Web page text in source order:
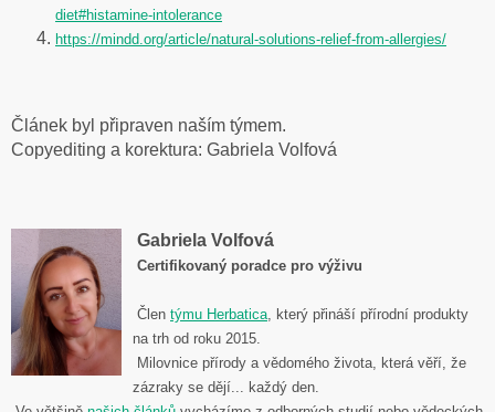
diet#histamine-intolerance
https://mindd.org/article/natural-solutions-relief-from-allergies/
Článek byl připraven naším týmem.
Copyediting a korektura: Gabriela Volfová
Gabriela Volfová
Certifikovaný poradce pro výživu
Člen týmu Herbatica který přináší přírodní produkty
na trh od roku 2015.
Milovnice přírody a vědomého života, která věří, že
zázraky se dějí... každý den.